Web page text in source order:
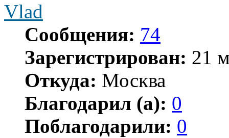
Vlad
Сообщения: 74
Зарегистрирован: 21
Откуда: Москва
Благодарил (а): 0
Поблагодарили: 0